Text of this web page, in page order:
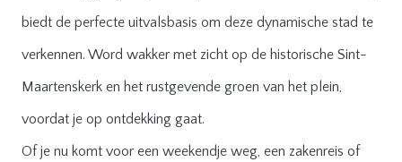
biedt de perfecte uitvalsbasis om deze dynamische stad te
verkennen. Word wakker met zicht op de historische Sint-
Maartenskerk en het rustgevende groen van het plein,
voordat je op ontdekking gaat.
Of je nu komt voor een weekendje weg, een zakenreis of